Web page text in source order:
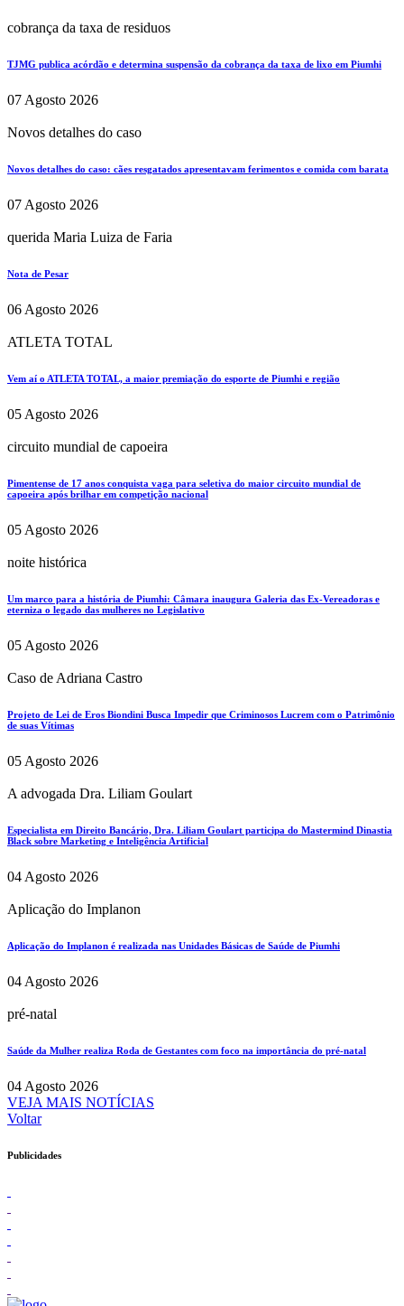
cobrança da taxa de residuos
TJMG publica acórdão e determina suspensão da cobrança da taxa de lixo em Piumhi
07 Agosto 2026
Novos detalhes do caso
Novos detalhes do caso: cães resgatados apresentavam ferimentos e comida com barata
07 Agosto 2026
querida Maria Luiza de Faria
Nota de Pesar
06 Agosto 2026
ATLETA TOTAL
Vem aí o ATLETA TOTAL, a maior premiação do esporte de Piumhi e região
05 Agosto 2026
circuito mundial de capoeira
Pimentense de 17 anos conquista vaga para seletiva do maior circuito mundial de
capoeira após brilhar em competição nacional
05 Agosto 2026
noite histórica
Um marco para a história de Piumhi: Câmara inaugura Galeria das Ex-Vereadoras e
eterniza o legado das mulheres no Legislativo
05 Agosto 2026
Caso de Adriana Castro
Projeto de Lei de Eros Biondini Busca Impedir que Criminosos Lucrem com o Patrimônio
de suas Vítimas
05 Agosto 2026
A advogada Dra. Liliam Goulart
Especialista em Direito Bancário, Dra. Liliam Goulart participa do Mastermind Dinastia
Black sobre Marketing e Inteligência Artificial
04 Agosto 2026
Aplicação do Implanon
Aplicação do Implanon é realizada nas Unidades Básicas de Saúde de Piumhi
04 Agosto 2026
pré-natal
Saúde da Mulher realiza Roda de Gestantes com foco na importância do pré-natal
04 Agosto 2026
VEJA MAIS NOTÍCIAS
Voltar
Publicidades